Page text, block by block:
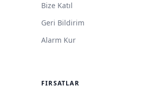
Bize Katıl
Geri Bildirim
Alarm Kur
FIRSATLAR